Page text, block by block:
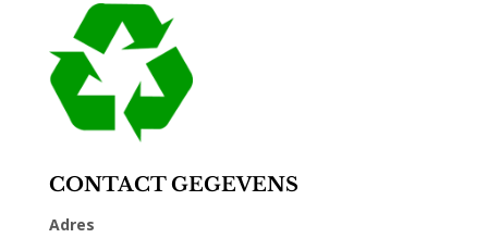
CONTACT GEGEVENS
Adres